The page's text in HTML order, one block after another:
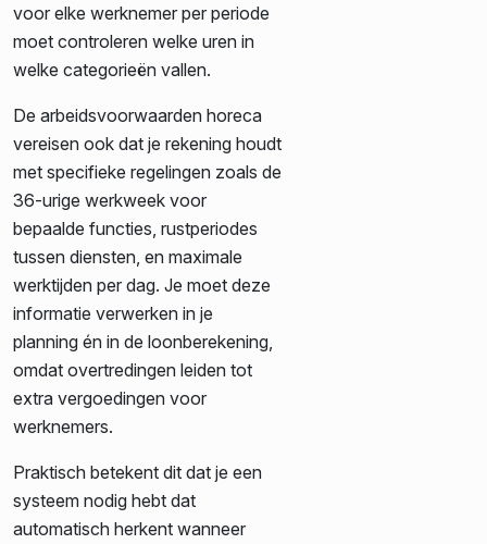
voor elke werknemer per periode
moet controleren welke uren in
welke categorieën vallen.
De arbeidsvoorwaarden horeca
vereisen ook dat je rekening houdt
met specifieke regelingen zoals de
36-urige werkweek voor
bepaalde functies, rustperiodes
tussen diensten, en maximale
werktijden per dag. Je moet deze
informatie verwerken in je
planning én in de loonberekening,
omdat overtredingen leiden tot
extra vergoedingen voor
werknemers.
Praktisch betekent dit dat je een
systeem nodig hebt dat
automatisch herkent wanneer